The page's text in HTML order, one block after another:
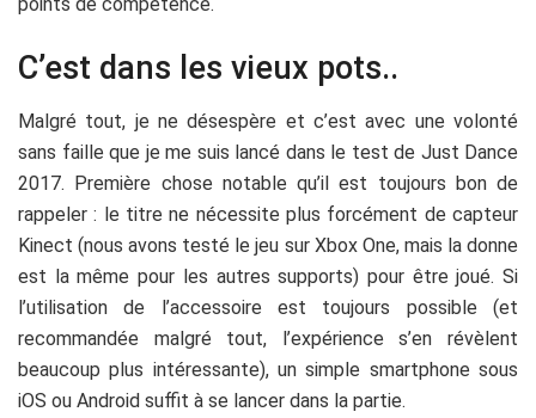
C’est dans les vieux pots..
Malgré tout, je ne désespère et c’est avec une volonté
sans faille que je me suis lancé dans le test de Just Dance
2017. Première chose notable qu’il est toujours bon de
rappeler : le titre ne nécessite plus forcément de capteur
Kinect (nous avons testé le jeu sur Xbox One, mais la donne
est la même pour les autres supports) pour être joué. Si
l’utilisation de l’accessoire est toujours possible (et
recommandée malgré tout, l’expérience s’en révèlent
beaucoup plus intéressante), un simple smartphone sous
iOS ou Android suffit à se lancer dans la partie.